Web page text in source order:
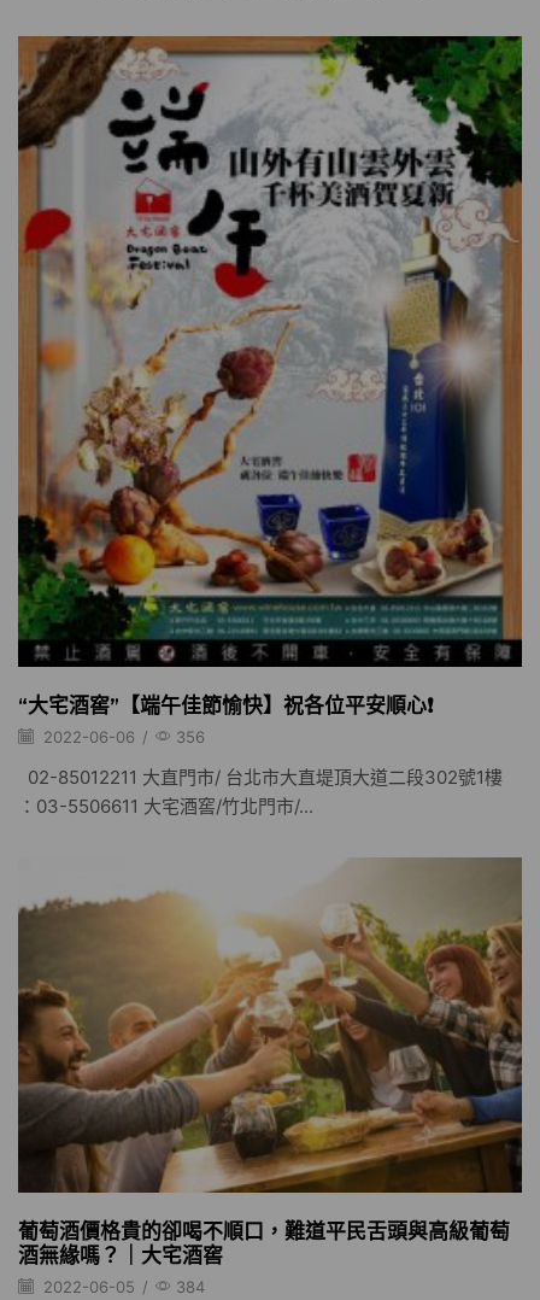
“大宅酒窖”【端午佳節愉快】祝各位平安順心❗️
2022-06-06 / 356
02-85012211 大直門市/ 台北市大直堤頂大道二段302號1樓
：03-5506611 大宅酒窖/竹北門市/...
葡萄酒價格貴的卻喝不順口，難道平民舌頭與高級葡萄
酒無緣嗎？｜大宅酒窖
2022-06-05 / 384